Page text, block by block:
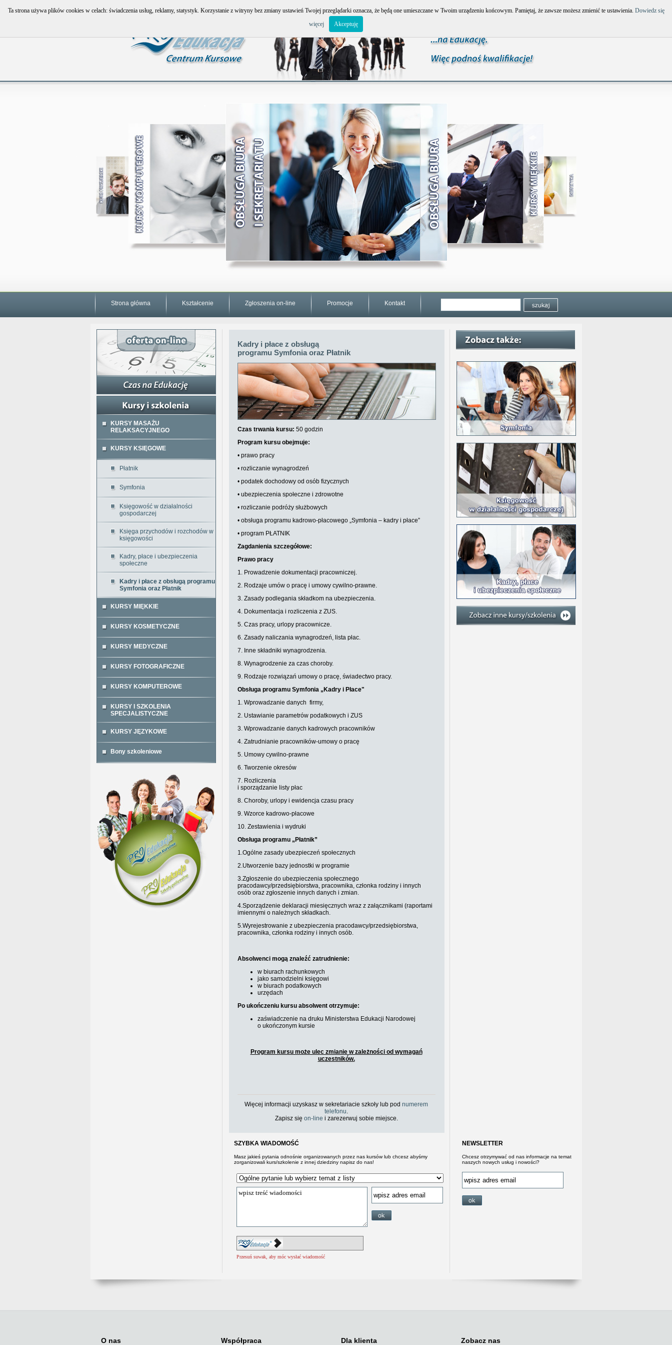
Strona główna Kształcenie Zgłoszenia on-line Promocje Kontakt
KURSY MASAŻU
RELAKSACYJNEGO
KURSY KSIĘGOWE
Płatnik
Symfonia
Księgowość w działalności
gospodarczej
Księga przychodów i rozchodów w
księgowości
Kadry, płace i ubezpieczenia
społeczne
Kadry i płace z obsługą programu
Symfonia oraz Płatnik
KURSY MIĘKKIE
KURSY KOSMETYCZNE
KURSY MEDYCZNE
KURSY FOTOGRAFICZNE
KURSY KOMPUTEROWE
KURSY I SZKOLENIA
SPECJALISTYCZNE
KURSY JĘZYKOWE
Bony szkoleniowe
Kadry i płace z obsługą
programu Symfonia oraz Płatnik
Czas trwania kursu: 50 godzin
Program kursu obejmuje:
• prawo pracy
• rozliczanie wynagrodzeń
• podatek dochodowy od osób fizycznych
• ubezpieczenia społeczne i zdrowotne
• rozliczanie podróży służbowych
• obsługa programu kadrowo-płacowego „Symfonia – kadry i płace”
• program PŁATNIK
Zagdanienia szczegółowe:
Prawo pracy
1. Prowadzenie dokumentacji pracowniczej.
2. Rodzaje umów o pracę i umowy cywilno-prawne.
3. Zasady podlegania składkom na ubezpieczenia.
4. Dokumentacja i rozliczenia z ZUS.
5. Czas pracy, urlopy pracownicze.
6. Zasady naliczania wynagrodzeń, lista płac.
7. Inne składniki wynagrodzenia.
8. Wynagrodzenie za czas choroby.
9. Rodzaje rozwiązań umowy o pracę, świadectwo pracy.
Obsługa programu Symfonia „Kadry i Płace"
1. Wprowadzanie danych firmy,
2. Ustawianie parametrów podatkowych i ZUS
3. Wprowadzanie danych kadrowych pracowników
4. Zatrudnianie pracowników-umowy o pracę
5. Umowy cywilno-prawne
6. Tworzenie okresów
7. Rozliczenia
i sporządzanie listy płac
8. Choroby, urlopy i ewidencja czasu pracy
9. Wzorce kadrowo-płacowe
10. Zestawienia i wydruki
Obsługa programu „Płatnik”
1.Ogólne zasady ubezpieczeń społecznych
2.Utworzenie bazy jednostki w programie
3.Zgłoszenie do ubezpieczenia społecznego
pracodawcy/przedsiębiorstwa, pracownika, członka rodziny i innych
osób oraz zgłoszenie innych danych i zmian.
4.Sporządzenie deklaracji miesięcznych wraz z załącznikami (raportami
imiennymi o należnych składkach.
5.Wyrejestrowanie z ubezpieczenia pracodawcy/przedsiębiorstwa,
pracownika, członka rodziny i innych osób.
Absolwenci mogą znaleźć zatrudnienie:
w biurach rachunkowych
jako samodzielni księgowi
w biurach podatkowych
urzędach
Po ukończeniu kursu absolwent otrzymuje:
zaświadczenie na druku Ministerstwa Edukacji Narodowej
o ukończonym kursie
Program kursu może ulec zmianie w zależności od wymagań
uczestników.
Więcej informacji uzyskasz w sekretariacie szkoły lub pod numerem
telefonu.
Zapisz się on-line i zarezerwuj sobie miejsce.
SZYBKA WIADOMOŚĆ
Masz jakieś pytania odnośnie organizowanych przez nas kursów lub chcesz abyśmy
zorganizowali kurs/szkolenie z innej dziedziny napisz do nas!
Przesuń suwak, aby móc wysłać wiadomość
NEWSLETTER
Chcesz otrzymywać od nas informacje na temat
naszych nowych usług i nowości?
O nas Współpraca Dla klienta Zobacz nas
Ta strona używa plików cookies w celach: świadczenia usług, reklamy, statystyk. Korzystanie z witryny bez zmiany ustawień Twojej przeglądarki oznacza, że będą one umieszczane w Twoim urządzeniu końcowym. Pamiętaj, że zawsze możesz zmienić te ustawienia. Dowiedz się
więcej
Akceptuję